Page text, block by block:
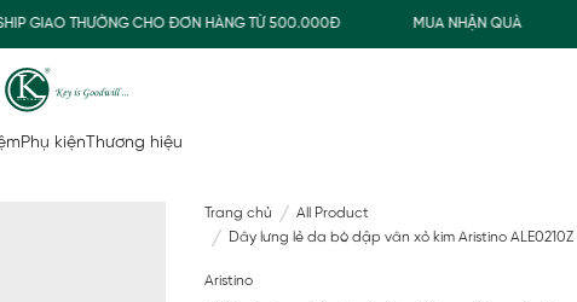
GIAO THƯỜNG CHO ĐƠN HÀNG TỪ 500.000Đ MUA NHẬN QUÀ
Phụ kiện Thương hiệu
Trang chủ
All Product
Dây lưng lẻ da bò dập vân xỏ kim Aristino ALE0210Z
Aristino